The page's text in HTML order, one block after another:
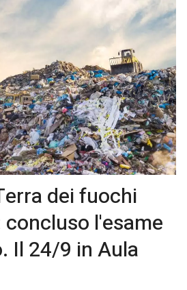
dei fuochi
l'esame
Il 24/9 in Aula